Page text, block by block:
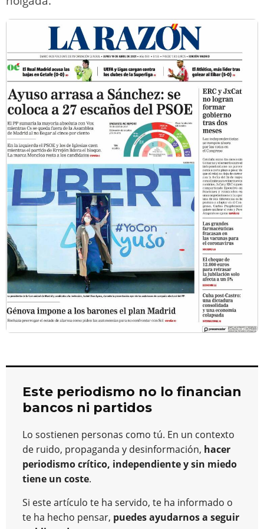
Este periodismo no lo financian
bancos ni partidos
Lo sostienen personas como tú. En un contexto
de ruido, propaganda y desinformación, hacer
periodismo crítico, independiente y sin miedo
tiene un coste.
Si este artículo te ha servido, te ha informado o
te ha hecho pensar, puedes ayudarnos a seguir